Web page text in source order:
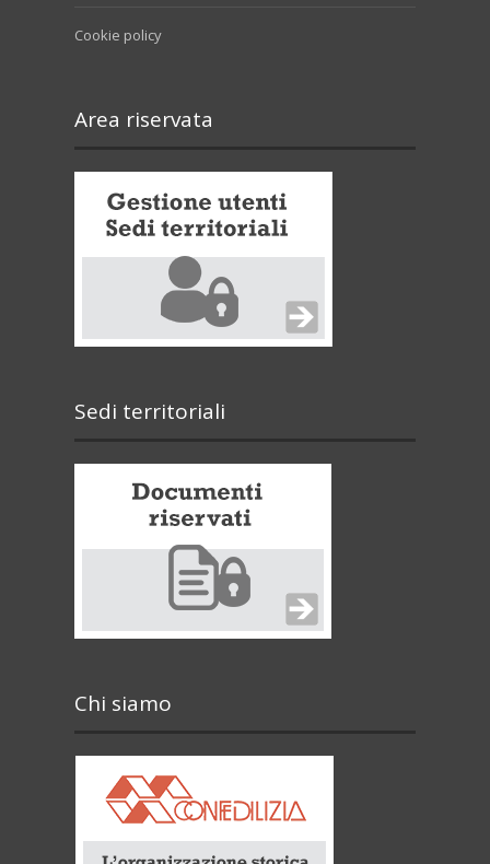
Cookie policy
Area riservata
Sedi territoriali
Chi siamo